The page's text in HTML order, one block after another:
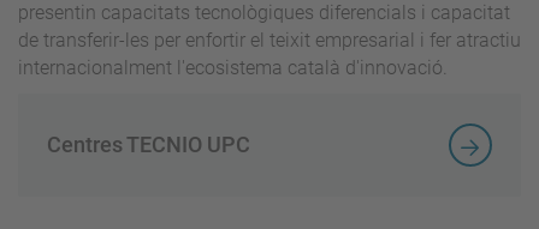
presentin capacitats tecnològiques diferencials i capacitat
de transferir-les per enfortir el teixit empresarial i fer atractiu
internacionalment l'ecosistema català d'innovació.
Centres TECNIO UPC